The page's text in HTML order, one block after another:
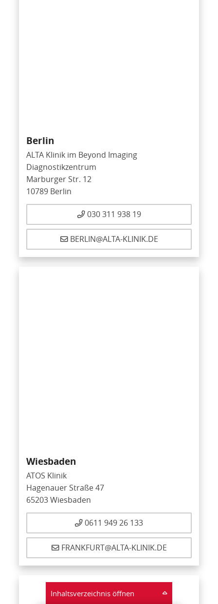
Inhaltsverzeichnis öffnen
Berlin
ALTA Klinik im Beyond Imaging
Diagnostikzentrum
Marburger Str. 12
10789 Berlin
030 311 938 19
BERLIN@ALTA-KLINIK.DE
Wiesbaden
ATOS Klinik
Hagenauer Straße 47
65203 Wiesbaden
0611 949 26 133
FRANKFURT@ALTA-KLINIK.DE